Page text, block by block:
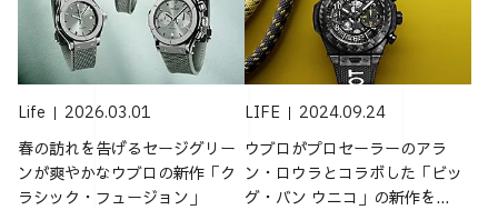
Life 2026.03.01
春の訪れを告げるセージグリー
ンが爽やかなウブロの新作「ク
ラシック・フュージョン」
LIFE 2024.09.24
ウブロがプロセーラーのアラ
ン・ロウラとコラボした「ビッ
グ・バン ウニコ」の新作を...